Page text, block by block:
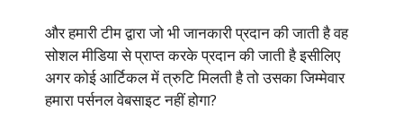
और हमारी टीम द्वारा जो भी जानकारी प्रदान की जाती है वह
सोशल मीडिया से प्राप्त करके प्रदान की जाती है इसीलिए
अगर कोई आर्टिकल में त्रुटि मिलती है तो उसका जिम्मेवार
हमारा पर्सनल वेबसाइट नहीं होगा?